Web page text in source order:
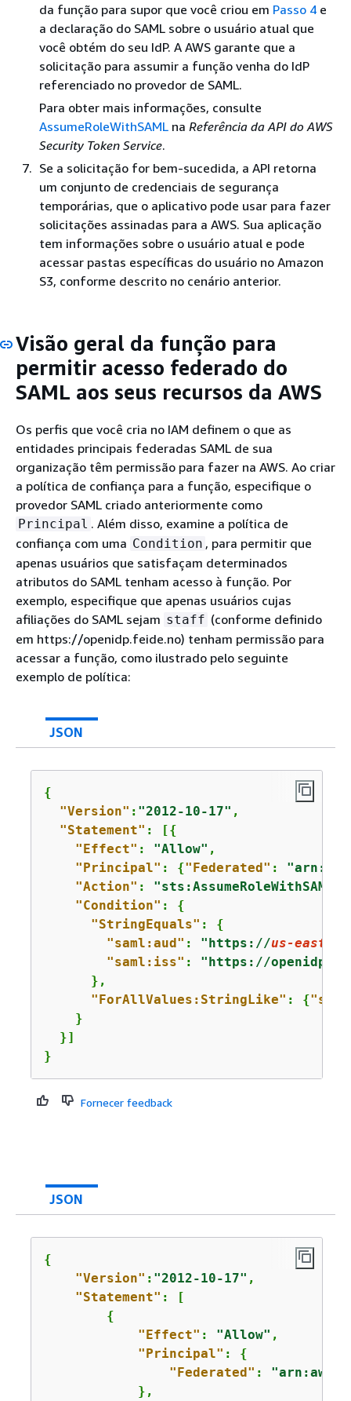
da função para supor que você criou em Passo 4 e
a declaração do SAML sobre o usuário atual que
você obtém do seu IdP. A AWS garante que a
solicitação para assumir a função venha do IdP
referenciado no provedor de SAML.
Para obter mais informações, consulte
AssumeRoleWithSAML na Referência da API do AWS
Security Token Service.
Se a solicitação for bem-sucedida, a API retorna
um conjunto de credenciais de segurança
temporárias, que o aplicativo pode usar para fazer
solicitações assinadas para a AWS. Sua aplicação
tem informações sobre o usuário atual e pode
acessar pastas específicas do usuário no Amazon
S3, conforme descrito no cenário anterior.
Visão geral da função para
permitir acesso federado do
SAML aos seus recursos da AWS
Os perfis que você cria no IAM definem o que as
entidades principais federadas SAML de sua
organização têm permissão para fazer na AWS. Ao criar
a política de confiança para a função, especifique o
provedor SAML criado anteriormente como
Principal . Além disso, examine a política de
confiança com uma Condition , para permitir que
apenas usuários que satisfaçam determinados
atributos do SAML tenham acesso à função. Por
exemplo, especifique que apenas usuários cujas
afiliações do SAML sejam staff (conforme definido
em https://openidp.feide.no) tenham permissão para
acessar a função, como ilustrado pelo seguinte
exemplo de política:
JSON
{
"Version" : "2012-10-17" ,
"Statement" : [{
"Effect" : "Allow" ,
"Principal" : {"Federated" :
"Action" : "sts:AssumeRoleWithSAML"
"Condition" : {
"StringEquals" : {
"saml:aud" : "https://us-east-1
"saml:iss" : "https://
      },
"ForAllValues:StringLike" : {
    }
  }]
}
Fornecer feedback
JSON
{
"Version" : "2012-10-17" ,
"Statement" : [
{
"Effect" : "Allow" ,
"Principal" : {
"Federated" : "arn:aws-
            },